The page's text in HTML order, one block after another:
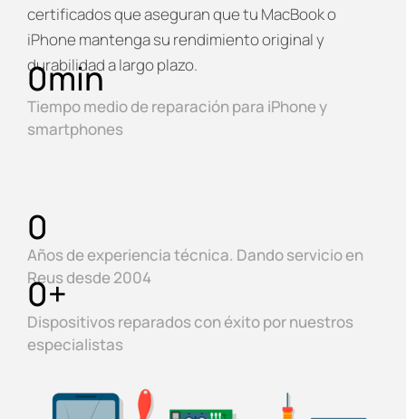
certificados que aseguran que tu MacBook o
iPhone mantenga su rendimiento original y
durabilidad a largo plazo.
Tiempo medio de reparación para iPhone y
smartphones
0min
Años de experiencia técnica. Dando servicio en
Reus desde 2004
0
Dispositivos reparados con éxito por nuestros
especialistas
0+